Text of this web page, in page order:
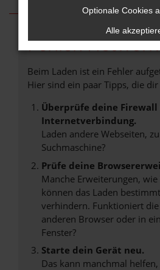
Fehler:
Beim Laden ist ein Fehler
Hier sind ein paar Tipps, die
Überprüfe deine
Internetverbindung.
Laden andere Webseiten,
Suchmaschine?
Prüfe deine
Manche Erweiterungen,
können das Laden
verhindern. Funktioniert
anderen Browser oder in
Fenster?
Starte dein Gerät neu.
Das kann manchmal
Optionale Cookies
Alle